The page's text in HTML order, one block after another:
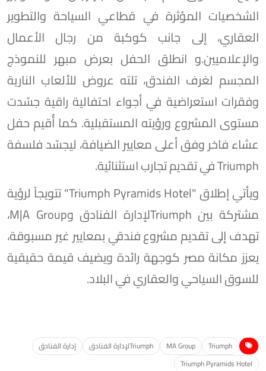
الشخصيات المؤثرة في قطاعي السياحة والتطوير
العقاري، إلى جانب كوكبة من رجال الأعمال
والإعلاميين.و انطلق الحفل بعرض مبهر للنموذج
المجسم لغرف الفندق، تلته عروض للألعاب النارية
وفقرات استعراضية في أجواء احتفالية راقية جسّدت
مستوى المشروع ورؤيته المستقبلية. كما أُقيم حفل
عشاء فاخر وفق أعلى معايير الضيافة، ليجسّد فلسفة
Triumph في تقديم تجارب استثنائية.
ويأتي إطلاق "Triumph Pyramids Hotel" تتويجاً لرؤية
مشتركة بين Triumphلإدارة الفنادق وM|A Group،
تهدف إلى تقديم مشروع فندقي بمعايير غير مسبوقة،
يعزز مكانة مصر كوجهة رائدة ويضيف قيمة حقيقية
للسوق السياحي والعقاري في البلاد.
Triumph
MA Group Triumphلإدارة الفنادق
إدارة الفنادق
Triumph Pyramids Hotel